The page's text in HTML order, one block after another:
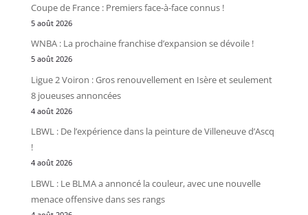
Coupe de France : Premiers face-à-face connus !
5 août 2026
WNBA : La prochaine franchise d’expansion se dévoile !
5 août 2026
Ligue 2 Voiron : Gros renouvellement en Isère et seulement
8 joueuses annoncées
4 août 2026
LBWL : De l’expérience dans la peinture de Villeneuve d’Ascq
!
4 août 2026
LBWL : Le BLMA a annoncé la couleur, avec une nouvelle
menace offensive dans ses rangs